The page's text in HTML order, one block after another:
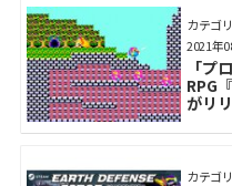
カテゴ
「プ
RPG
がリ
2021年
カテゴ